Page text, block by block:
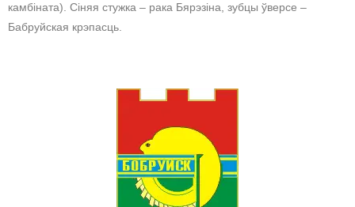
камбіната). Сіняя стужка – рака Бярэзіна, зубцы ўверсе –
Бабруйская крэпасць.